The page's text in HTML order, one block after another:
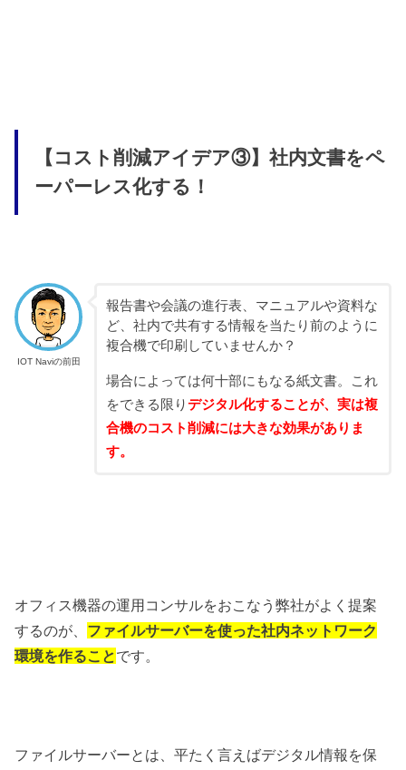
【コスト削減アイデア③】社内文書をペ
ーパーレス化する！
IOT Naviの前田
報告書や会議の進行表、マニュアルや資料な
ど、社内で共有する情報を当たり前のように
複合機で印刷していませんか？
場合によっては何十部にもなる紙文書。これ
をできる限りデジタル化することが、実は複
合機のコスト削減には大きな効果がありま
す。
オフィス機器の運用コンサルをおこなう弊社がよく提案
するのが、 ファイルサーバーを使った社内ネットワーク
環境を作ることです。
ファイルサーバーとは、平たく言えばデジタル情報を保